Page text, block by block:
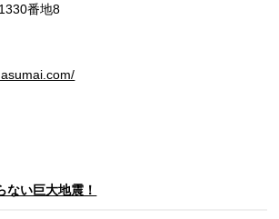
番地8
ない巨大地震！